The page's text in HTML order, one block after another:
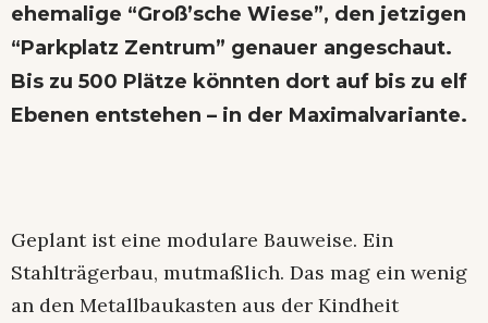
ehemalige “Groß’sche Wiese”, den jetzigen
“Parkplatz Zentrum” genauer angeschaut.
Bis zu 500 Plätze könnten dort auf bis zu elf
Ebenen entstehen – in der Maximalvariante.
Geplant ist eine modulare Bauweise. Ein
Stahlträgerbau, mutmaßlich. Das mag ein wenig
an den Metallbaukasten aus der Kindheit